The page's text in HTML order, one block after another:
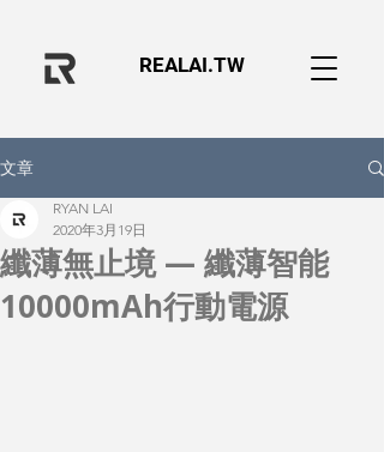
REALAI.TW
文章
纖薄無止境 — 纖薄智能
10000mAh行動電源
RYAN LAI
2020年3月19日